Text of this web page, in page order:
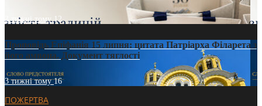
3 тижні тому12
Проповідь Епіфанія 15 липня: цитата Патріарха Філарета з
його амвона. Документ тяглості
3 тижні тому16
ПОЖЕРТВА